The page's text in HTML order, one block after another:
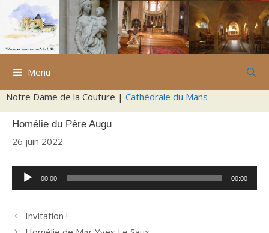
Aller
contenu
Menu
Notre Dame de la Couture | Cathédrale du Mans
Homélie du Père Augu
26 juin 2022
Lecteur
audio
00:00 00:00
Invitation !